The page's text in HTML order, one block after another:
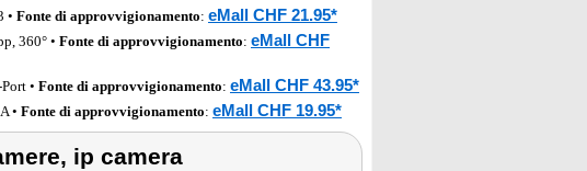
• Fonte di approvvigionamento: eMall CHF 21.95*
360° • Fonte di approvvigionamento: eMall CHF
• Fonte di approvvigionamento: eMall CHF 43.95*
• Fonte di approvvigionamento: eMall CHF 19.95*
ip camera